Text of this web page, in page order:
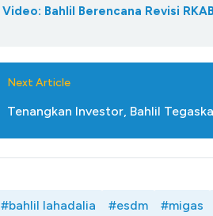
Video: Bahlil Berencana Revisi
Next Article
Tenangkan Investor, Bahlil
#bahlil lahadalia #esdm #migas